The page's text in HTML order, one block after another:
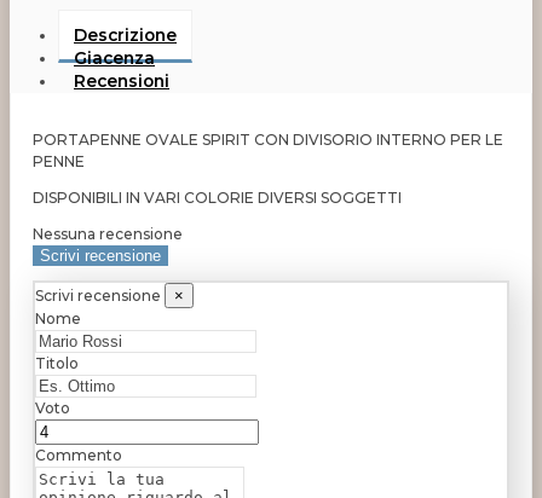
Descrizione
Giacenza
Recensioni
PORTAPENNE OVALE SPIRIT CON DIVISORIO INTERNO PER LE
PENNE
DISPONIBILI IN VARI COLORIE DIVERSI SOGGETTI
Nessuna recensione
Scrivi recensione
Scrivi recensione
×
Nome
Titolo
Voto
Commento